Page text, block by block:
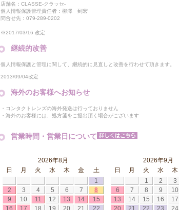
店舗名：CLASSE-クラッセ-
個人情報保護管理責任者：柳澤 到宏
問合せ先：079-289-0202
※2017/03/16 改定
継続的改善
個人情報保護と管理に関して、継続的に見直しと改善を行わせて頂きます。
2013/09/04改定
海外のお客様へお知らせ
・コンタクトレンズの海外発送は行っておりません
・海外のお客様には、処方箋をご提出頂く場合がございます
営業時間・営業日について
2026年8月
日
月 火 水 木 金
土
1
2
3 4 5 6 7
8
9
10 11 12 13 14
15
16
17 18 19 20 21
22
2026年9月
日
月 火 水 木
1
2 3
6
7 8 9 10
13
14 15 16 17
20
21 22 23 24